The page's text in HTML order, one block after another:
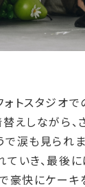
トスタジオ
えしながら、
涙も見られま
いき、最後に
豪快にケーキ